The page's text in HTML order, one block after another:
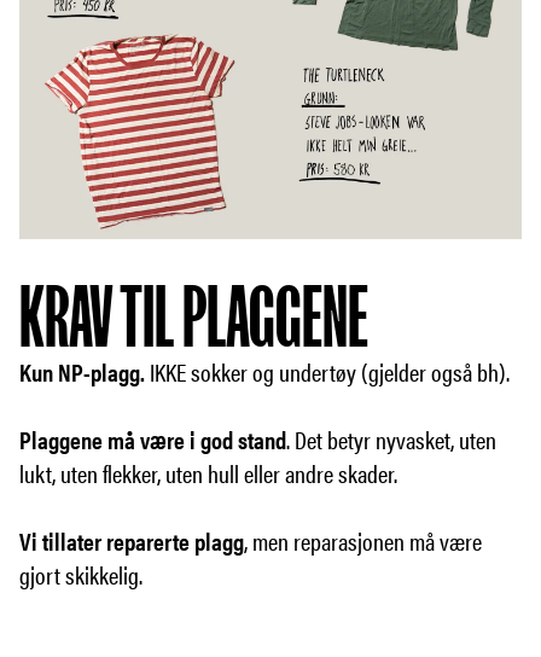
KRAV TIL PLAGGENE
Kun NP-plagg.IKKE sokker og undertøy (gjelder også bh).
Plaggene må være i god stand. Det betyr nyvasket, uten
lukt, uten flekker, uten hull eller andre skader.
Vi tillater reparerte plagg, men reparasjonen må være
gjort skikkelig.